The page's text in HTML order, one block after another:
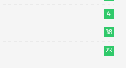
4
38
23